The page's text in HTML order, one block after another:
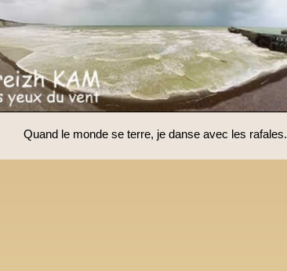
Quand le monde se terre, je danse avec les rafales.